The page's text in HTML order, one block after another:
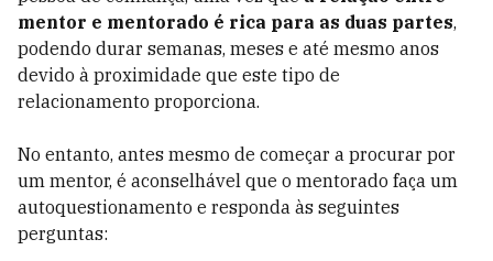
mentor e mentorado é rica para as duas partes,
podendo durar semanas, meses e até mesmo anos
devido à proximidade que este tipo de
relacionamento proporciona.
No entanto, antes mesmo de começar a procurar por
um mentor, é aconselhável que o mentorado faça um
autoquestionamento e responda às seguintes
perguntas: